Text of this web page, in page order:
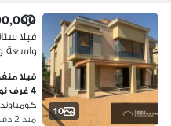
10
فيلا
واسعة
Cairo
فيلا
4 غرف نوم
منذ 2 دقائق